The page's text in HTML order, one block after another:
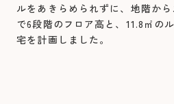
ルをあきらめられずに、地階か
で6段階のフロア高と、11.8㎡の
宅を計画しました。